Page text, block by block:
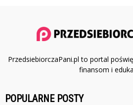
PrzedsiebiorczaPani.pl to portal
finansom i
POPULARNE POSTY